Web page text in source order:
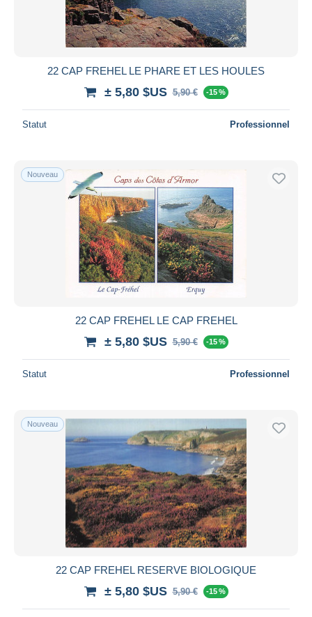
22 CAP FREHEL LE PHARE ET LES HOULES
± 5,80 $US 5,90 € -15 %
Statut Professionnel
Nouveau
22 CAP FREHEL LE CAP FREHEL
± 5,80 $US 5,90 € -15 %
Statut Professionnel
Nouveau
22 CAP FREHEL RESERVE BIOLOGIQUE
± 5,80 $US 5,90 € -15 %